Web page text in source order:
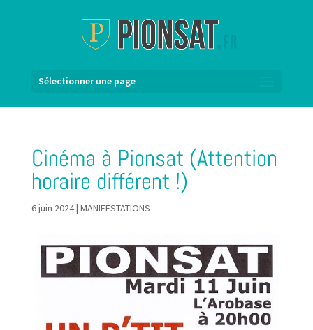
Sélectionner une page
Cinéma à Pionsat (Attention
horaire différent !)
6 juin 2024| MANIFESTATIONS